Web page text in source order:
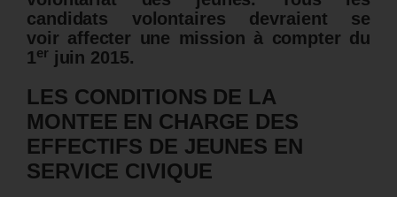
candidats volontaires devraient se
voir affecter une mission à compter du
1erjuin 2015.
LES CONDITIONS DE LA
MONTEE EN CHARGE DES
EFFECTIFS DE JEUNES EN
SERVICE CIVIQUE